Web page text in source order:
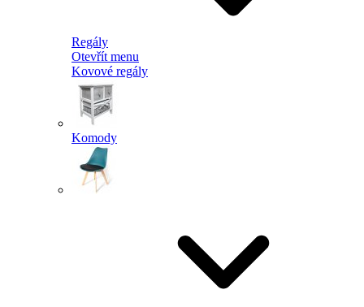
Regály
Otevřít menu
Kovové regály
Komody